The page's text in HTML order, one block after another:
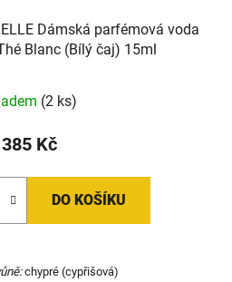
Dámská parfémová voda
Blanc (Bílý čaj) 15ml
(2 ks)
385 Kč
DO KOŠÍKU
chypré (cypřišová)